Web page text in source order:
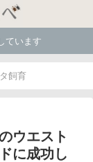
ています
飼育
ウエスト
に成功し